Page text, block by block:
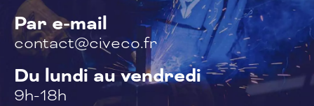
Par e-mail
contact@civeco.fr
Du lundi au vendredi
9h-18h